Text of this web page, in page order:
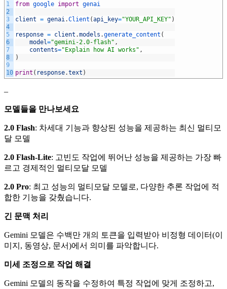
1
2
3
4
5
6
7
8
9
10
from google import genai
client = genai.Client (api_key="YOUR_API_KEY" )
response = client .models .generate_content (
model="gemini-2.0-flash" ,
contents="Explain how AI works" ,
)
print ( response.text )
–
모델들을 만나보세요
2.0 Flash: 차세대 기능과 향상된 성능을 제공하는 최신 멀티모
달 모델
2.0 Flash-Lite: 고빈도 작업에 뛰어난 성능을 제공하는 가장 빠
르고 경제적인 멀티모달 모델
2.0 Pro: 최고 성능의 멀티모달 모델로, 다양한 추론 작업에 적
합한 기능을 갖췄습니다.
긴 문맥 처리
Gemini 모델은 수백만 개의 토큰을 입력받아 비정형 데이터(이
미지, 동영상, 문서)에서 의미를 파악합니다.
미세 조정으로 작업 해결
Gemini 모델의 동작을 수정하여 특정 작업에 맞게 조정하고,